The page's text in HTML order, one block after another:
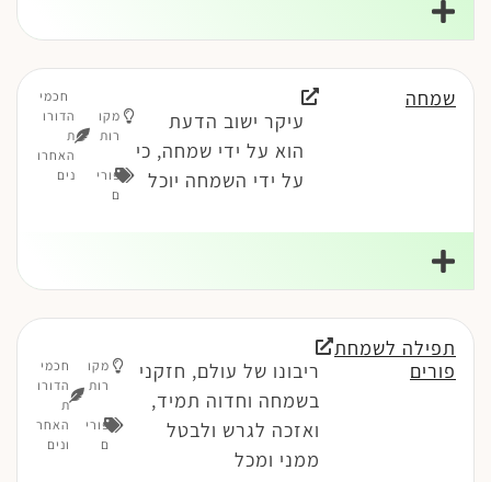
שמחה
עיקר ישוב הדעת
הוא על ידי שמחה, כי
על ידי השמחה יוכל
מקו
רות
פורי
ם
חכמי
הדורו
ת
האחרו
נים
תפילה לשמחת
פורים
ריבונו של עולם, חזקני
בשמחה וחדוה תמיד,
ואזכה לגרש ולבטל
ממני ומכל
מקו
רות
פורי
ם
חכמי
הדורו
ת
האחר
ונים